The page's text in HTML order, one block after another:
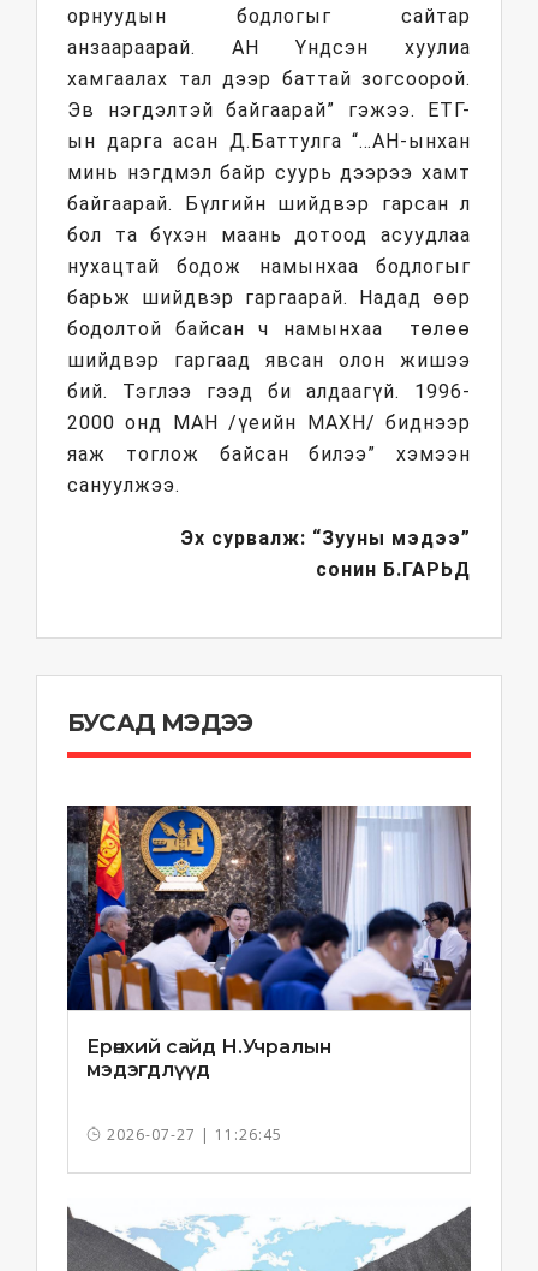
орнуудын бодлогыг сайтар
анзаараарай. АН Үндсэн хуулиа
хамгаалах тал дээр баттай зогсоорой.
Эв нэгдэлтэй байгаарай” гэжээ. ЕТГ-
ын дарга асан Д.Баттулга “…АН-ынхан
минь нэгдмэл байр суурь дээрээ хамт
байгаарай. Бүлгийн шийдвэр гарсан л
бол та бүхэн маань дотоод асуудлаа
нухацтай бодож намынхаа бодлогыг
барьж шийдвэр гаргаарай. Надад өөр
бодолтой байсан ч намынхаа төлөө
шийдвэр гаргаад явсан олон жишээ
бий. Тэглээ гээд би алдаагүй. 1996-
2000 онд МАН /үеийн МАХН/ биднээр
яаж тоглож байсан билээ” хэмээн
сануулжээ.
Эх сурвалж: “Зууны мэдээ”
сонин Б.ГАРЬД
БУСАД МЭДЭЭ
Ерөнхий сайд Н.Учралын
мэдэгдлүүд
2026-07-27 | 11:26:45